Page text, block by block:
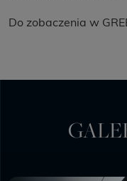
Do zobaczenia w